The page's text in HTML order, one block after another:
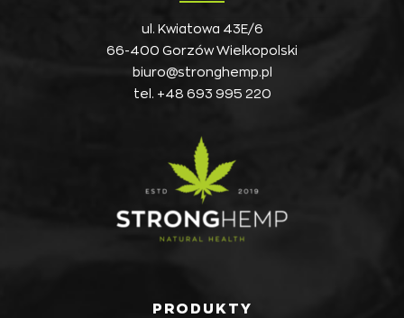
ul. Kwiatowa 43E/6
66-400 Gorzów Wielkopolski
biuro@stronghemp.pl
tel. +48 693 995 220
PRODUKTY